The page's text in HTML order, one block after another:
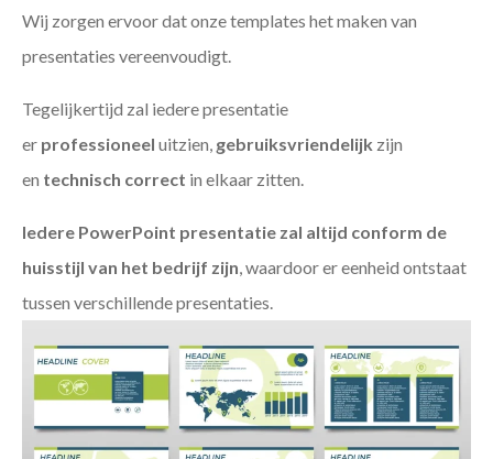
Wij zorgen ervoor dat onze templates het maken van
presentaties vereenvoudigt.
Tegelijkertijd zal iedere presentatie
er professioneel uitzien, gebruiksvriendelijk zijn
en technisch correct in elkaar zitten.
Iedere PowerPoint presentatie zal altijd conform de
huisstijl van het bedrijf zijn, waardoor er eenheid ontstaat
tussen verschillende presentaties.